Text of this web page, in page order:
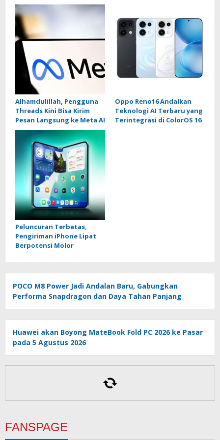
Alhamdulillah, Pengguna
Threads Kini Bisa Kirim
Pesan Langsung ke Meta AI
Oppo Reno16 Andalkan
Teknologi AI Terbaru yang
Terintegrasi di ColorOS 16
Peluncuran Terbatas,
Pengiriman iPhone Lipat
Berpotensi Molor
POCO M8 Power Jadi Andalan Baru, Gabungkan
Performa Snapdragon dan Daya Tahan Panjang
Huawei akan Boyong MateBook Fold PC 2026 ke Pasar
pada 5 Agustus 2026
FANSPAGE